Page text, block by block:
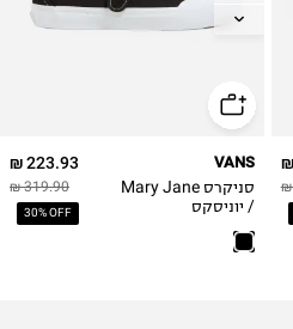
37
39
40.5
223.93 ₪
319.90 ₪
30% OFF
VANS
סניקרס Mary Jane
/ יוניסקס